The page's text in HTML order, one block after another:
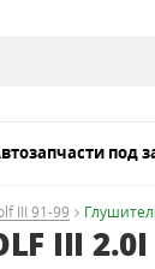
под
III 91-99
III 2.0I